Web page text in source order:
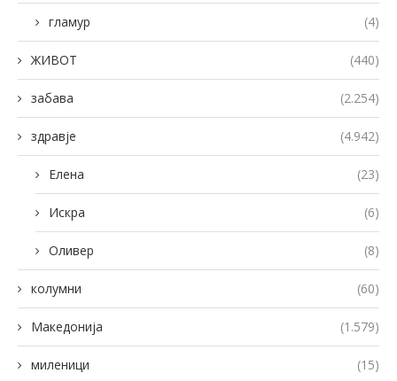
гламур (4)
ЖИВОТ (440)
забава (2.254)
здравје (4.942)
Елена (23)
Искра (6)
Оливер (8)
колумни (60)
Македонија (1.579)
миленици (15)